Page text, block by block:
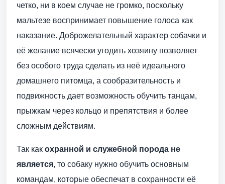
четко, ни в коем случае не громко, поскольку
мальтезе воспринимает повышение голоса как
наказание. Доброжелательный характер собачки и
её желание всячески угодить хозяину позволяет
без особого труда сделать из неё идеального
домашнего питомца, а сообразительность и
подвижность дает возможность обучить танцам,
прыжкам через кольцо и препятствия и более
сложным действиям.
Так как охранной и служебной порода не
является, то собаку нужно обучить основным
командам, которые обеспечат в сохранности её